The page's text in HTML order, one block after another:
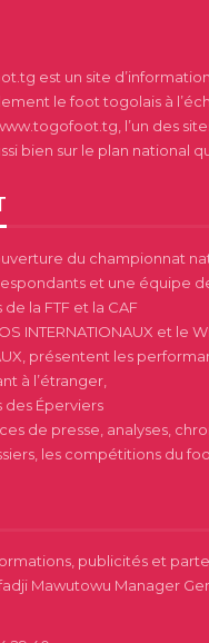
est un site
le foot togolais à
l’un des
bien sur le plan national
du championnat
et une équipe
la FTF et la CAF
INTERNATIONAUX et le
présentent les
à l’étranger,
des Éperviers
de presse, analyses,
les compétitions du
publicités et
Mawutowu Manager